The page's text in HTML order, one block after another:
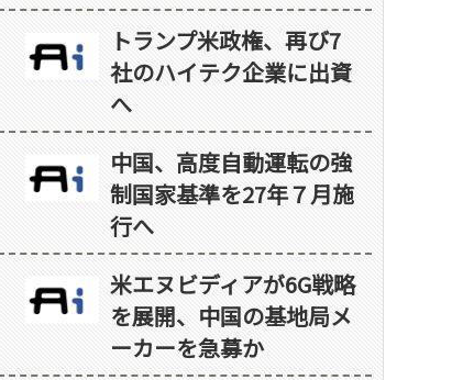
トランプ米政権、再び7
社のハイテク企業に出資
へ
中国、高度自動運転の強
制国家基準を27年７月施
行へ
米エヌビディアが6G戦略
を展開、中国の基地局メ
ーカーを急募か